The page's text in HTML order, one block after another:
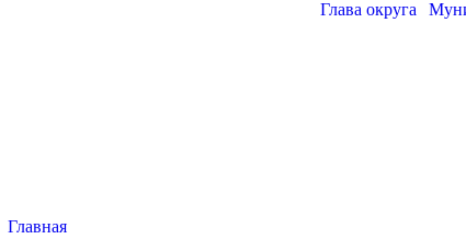
Глава округа
Главная